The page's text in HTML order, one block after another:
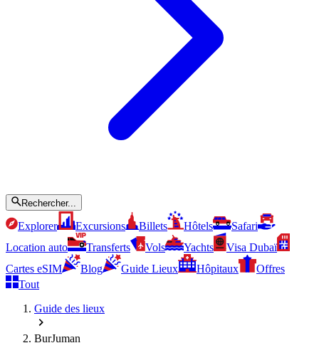
Rechercher...
Explorer Excursions Billets Hôtels
Safari
Location auto
Transferts Vols Yachts
Visa Dubaï
Cartes eSIM
Blog Guide Lieux Hôpitaux
Offres
Tout
Guide des lieux
BurJuman